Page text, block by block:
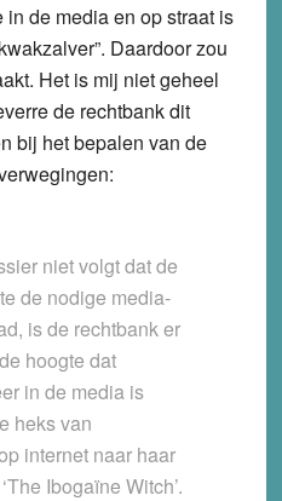
in de media en op straat is
Daardoor zou
Het is mij niet geheel
de rechtbank dit
bij het bepalen van de
niet volgt dat de
de nodige media-
is de rechtbank er
hoogte dat
in de media is
heks van
internet naar haar
Ibogaïne Witch’.